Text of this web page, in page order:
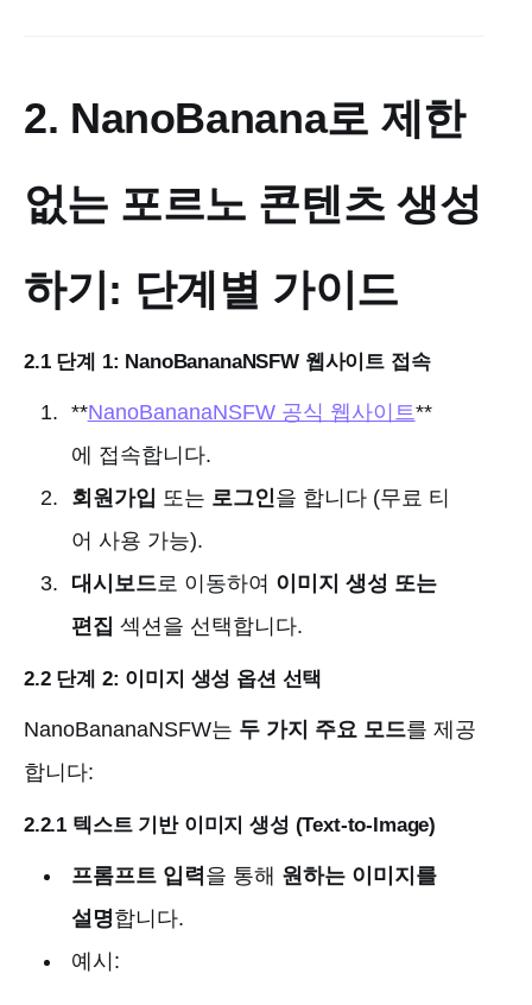
2. NanoBanana로 제한
없는 포르노 콘텐츠 생성
하기: 단계별 가이드
2.1 단계 1: NanoBananaNSFW 웹사이트 접속
**NanoBananaNSFW 공식 웹사이트**
에 접속합니다.
회원가입 또는 로그인을 합니다 (무료 티
어 사용 가능).
대시보드로 이동하여 이미지 생성 또는
편집 섹션을 선택합니다.
2.2 단계 2: 이미지 생성 옵션 선택
NanoBananaNSFW는 두 가지 주요 모드를 제공
합니다:
2.2.1 텍스트 기반 이미지 생성 (Text-to-Image)
프롬프트 입력을 통해 원하는 이미지를
설명합니다.
예시: